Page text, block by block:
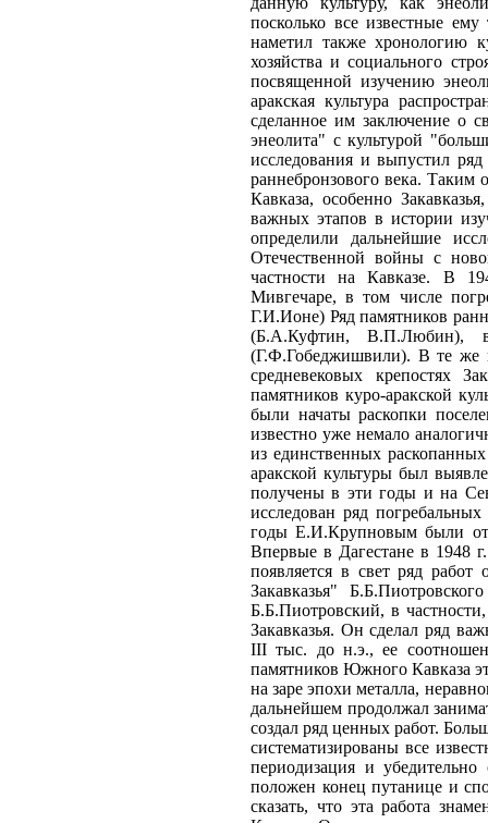
посколько все известные
наметил также хронологию
хозяйства и социального
посвященной изучению
аракская культура
сделанное им заключение о
энеолита" с культурой
исследования и выпустил
раннебронзового века. Таким
Кавказа, особенно
важных этапов в истории
определили дальнейшие
Отечественной войны с
частности на Кавказе. В
Мивгечаре, в том числе
Г.И.Ионе) Ряд памятников
(Б.А.Куфтин, В.П.Любин),
(Г.Ф.Гобеджишвили). В те же
средневековых крепостях
памятников куро-аракской
были начаты раскопки
известно уже немало
из единственных
аракской культуры был
получены в эти годы и на
исследован ряд
годы Е.И.Крупновым были
Впервые в Дагестане в 1948
появляется в свет ряд
Закавказья"
Б.Б.Пиотровский, в
Закавказья. Он сделал ряд
III тыс. до н.э., ее
памятников Южного Кавказа
на заре эпохи металла,
дальнейшем продолжал
создал ряд ценных работ.
систематизированы все
периодизация и
положен конец путанице и
сказать, что эта работа